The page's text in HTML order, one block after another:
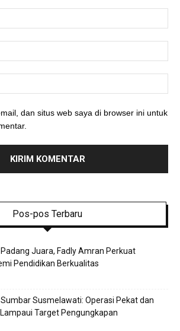
dan situs web saya di browser ini untuk
Pos-pos Terbaru
Juara, Fadly Amran Perkuat
Pendidikan Berkualitas
Susmelawati: Operasi Pekat dan
Target Pengungkapan